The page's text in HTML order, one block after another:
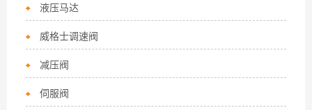
液压马达
威格士调速阀
减压阀
伺服阀